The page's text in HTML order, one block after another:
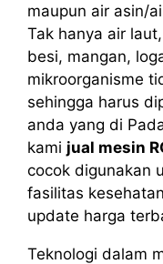
maupun air asin/
Tak hanya air
besi, mangan,
mikroorganisme
sehingga harus
anda yang di
kami jual mesin
cocok digunakan
fasilitas
update harga
Teknologi dalam